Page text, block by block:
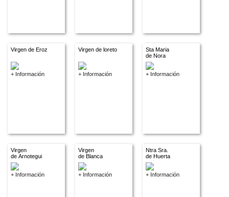
Virgen de Eroz
+ Información
Virgen de loreto
+ Información
Sta Maria
de Nora
+ Información
Virgen
de Arnotegui
+ Información
Virgen
de Blanca
+ Información
Ntra Sra.
de Huerta
+ Información